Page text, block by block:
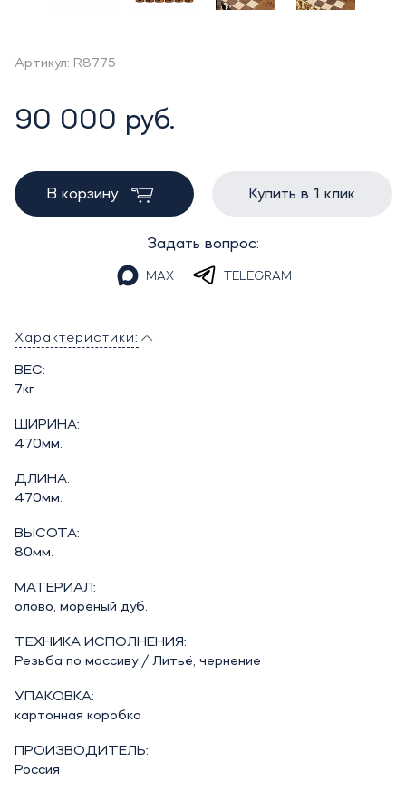
Артикул: R8775
90 000 руб.
В корзину Купить в 1 клик
Задать вопрос:
MAX TELEGRAM
Характеристики:
ВЕС:
7кг
ШИРИНА:
470мм.
ДЛИНА:
470мм.
ВЫСОТА:
80мм.
МАТЕРИАЛ:
олово, мореный дуб.
ТЕХНИКА ИСПОЛНЕНИЯ:
Резьба по массиву / Литьё, чернение
УПАКОВКА:
картонная коробка
ПРОИЗВОДИТЕЛЬ:
Россия